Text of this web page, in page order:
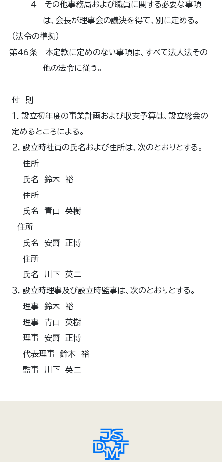
４ その他事務局および職員に関する必要な事項
は、会長が理事会の議決を得て、別に定める。
（法令の準拠）
第46条 本定款に定めのない事項は、すべて法人法その
他の法令に従う。
付 則
１．設立初年度の事業計画および収支予算は、設立総会の
定めるところによる。
２．設立時社員の氏名および住所は、次のとおりとする。
住所
氏名 鈴木 裕
住所
氏名 青山 英樹
住所
氏名 安齋 正博
住所
氏名 川下 英二
３．設立時理事及び設立時監事は、次のとおりとする。
理事 鈴木 裕
理事 青山 英樹
理事 安齋 正博
代表理事 鈴木 裕
監事 川下 英二